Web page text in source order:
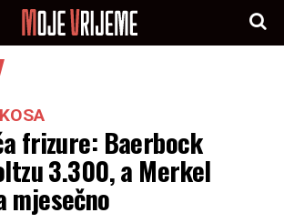
frizure: Baerbock
3.300, a Merkel
mjesečno